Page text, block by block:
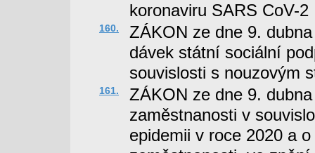
koronaviru SARS CoV-2
160.
ZÁKON ze dne 9.
dávek státní sociální
souvislosti s nouzovým
161.
ZÁKON ze dne 9.
zaměstnanosti v
epidemii v roce 2020 a